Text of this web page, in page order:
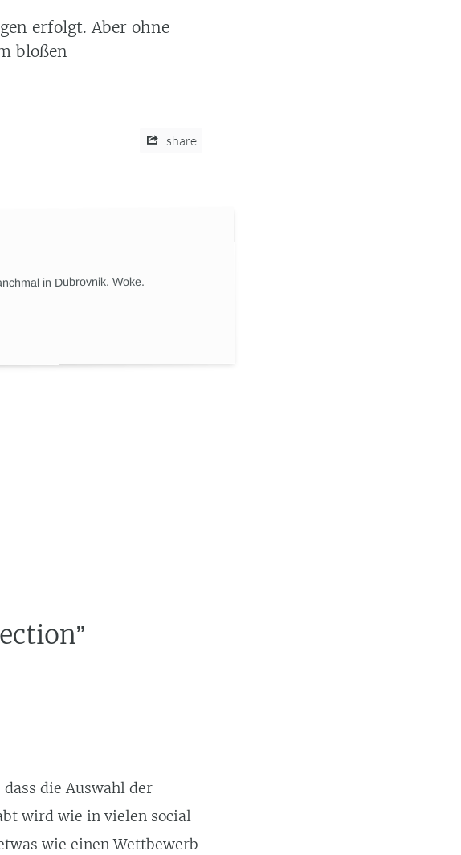
erfolgt. Aber ohne
bloßen
share
in Dubrovnik. Woke.
”
die Auswahl der
wird wie in vielen social
wie einen Wettbewerb